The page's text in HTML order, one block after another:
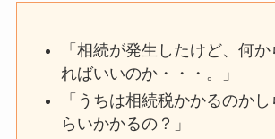
「相続が発生したけど、何
ればいいのか・・・。」
「うちは相続税かかるのかし
らいかかるの？」